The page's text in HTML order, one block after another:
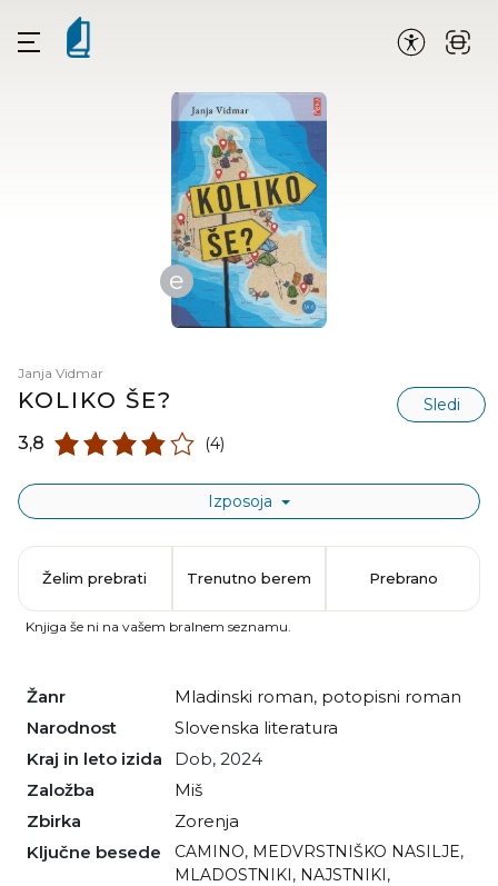
e
Janja Vidmar
KOLIKO ŠE? Sledi
3,8 (4)
Izposoja
Žanr mladinski roman, potopisni roman
Narodnost
slovenska literatura
Kraj in leto izida
Dob, 2024
Založba
Miš
Zbirka
Zorenja
Ključne besede
CAMINO, MEDVRSTNIŠKO NASILJE,
MLADOSTNIKI, NAJSTNIKI,
Želim prebrati Trenutno berem Prebrano
Knjiga še ni na vašem bralnem seznamu.